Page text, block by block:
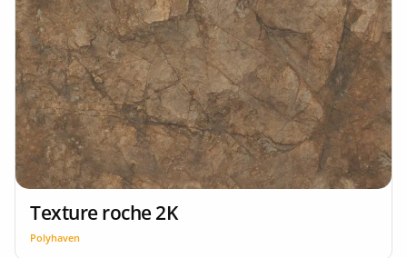
Texture roche 2K
Polyhaven